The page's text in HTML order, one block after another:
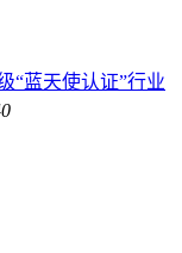
“蓝天使认证”行业